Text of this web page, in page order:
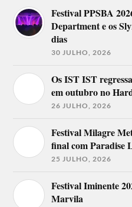
Festival PPSBA
Department e os
dias
30 JULHO, 2026
Os IST IST
em outubro no
26 JULHO, 2026
Festival Milagre
final com Paradise
25 JULHO, 2026
Festival Iminente
Marvila